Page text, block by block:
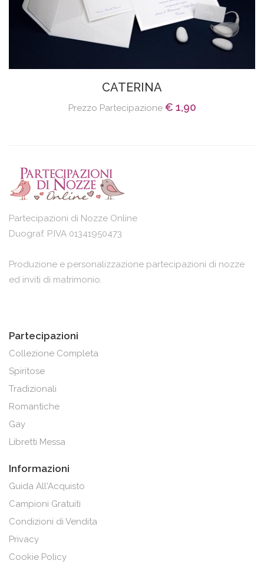
CATERINA
Prezzo Partecipazione € 1,90
Partecipazioni di Nozze Online
Duograf. P.IVA 01341950473
Produzione e personalizzazione partecipazioni di nozze
ed inviti di matrimonio.
Partecipazioni
Collezione Completa
Spiritose
Tradizionali
Romantiche
Gay
Libretti Messa
Informazioni
Guida All'Acquisto
Campioni Gratuiti
Condizioni di Vendita
Privacy
Cookie Policy